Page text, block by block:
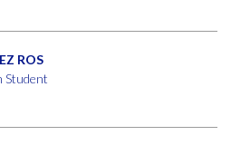
ROS
Student